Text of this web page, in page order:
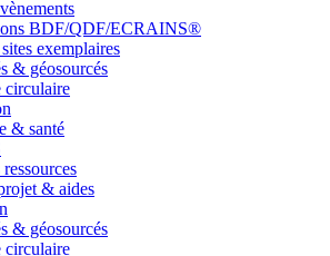
BDF/QDF/ECRAINS®
exemplaires
& géosourcés
circulaire
& santé
& aides
& géosourcés
circulaire